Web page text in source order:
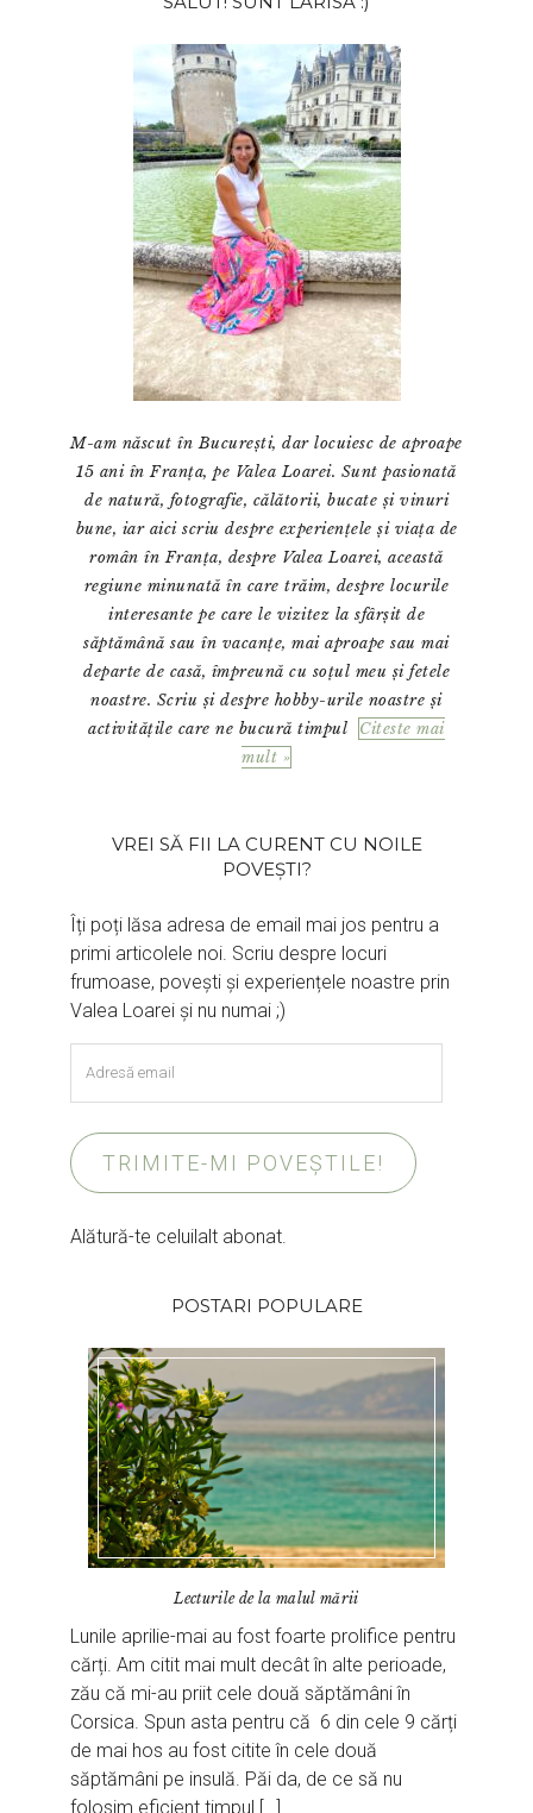
principală
M-am născut în București, dar locuiesc de aproape
15 ani în Franța, pe Valea Loarei. Sunt pasionată
de natură, fotografie, călătorii, bucate și vinuri
bune, iar aici scriu despre experiențele și viața de
român în Franța, despre Valea Loarei, această
regiune minunată în care trăim, despre locurile
interesante pe care le vizitez la sfârșit de
săptămână sau în vacanțe, mai aproape sau mai
departe de casă, împreună cu soțul meu și fetele
noastre. Scriu și despre hobby-urile noastre și
activitățile care ne bucură timpul
Citeste mai
mult »
VREI SĂ FII LA CURENT CU NOILE
POVEȘTI?
Îți poți lăsa adresa de email mai jos pentru a
primi articolele noi. Scriu despre locuri
frumoase, povești și experiențele noastre prin
Valea Loarei și nu numai ;)
email
TRIMITE-MI POVEȘTILE!
Alătură-te celuilalt abonat.
POSTARI POPULARE
Lecturile de la malul mării
Lunile aprilie-mai au fost foarte prolifice pentru
cărți. Am citit mai mult decât în alte perioade,
zău că mi-au priit cele două săptămâni în
Corsica. Spun asta pentru că 6 din cele 9 cărți
de mai hos au fost citite în cele două
săptămâni pe insulă. Păi da, de ce să nu
folosim eficient timpul […]